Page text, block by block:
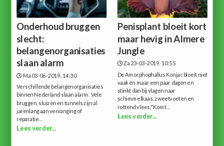
Onderhoud bruggen
slecht:
belangenorganisaties
slaan alarm
Ma 03-06-2019, 14:30
Verschillende belangenorganisaties
binnen Nederland slaan alarm. Vele
bruggen, sluizen en tunnels zijn al
jarenlang aan vervanging of
reparatie...
Lees verder...
Penisplant bloeit kort
maar hevig in Almere
Jungle
Za 23-03-2019, 10:55
De Amorphophallus Konjac bloeit niet
vaak én maar een paar dagen en
stinkt dan bij vlagen naar
schimmelkaas, zweetvoeten en
rottend vlees."Komt...
Lees verder...